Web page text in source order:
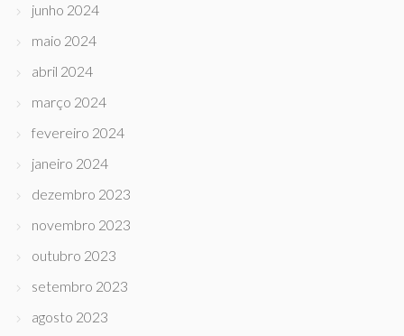
junho 2024
maio 2024
abril 2024
março 2024
fevereiro 2024
janeiro 2024
dezembro 2023
novembro 2023
outubro 2023
setembro 2023
agosto 2023